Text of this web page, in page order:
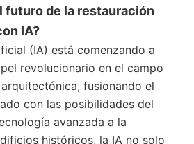
futuro de la restauración
IA?
(IA) está comenzando a
revolucionario en el campo
fusionando el
con las posibilidades del
avanzada a la
históricos, la IA no solo